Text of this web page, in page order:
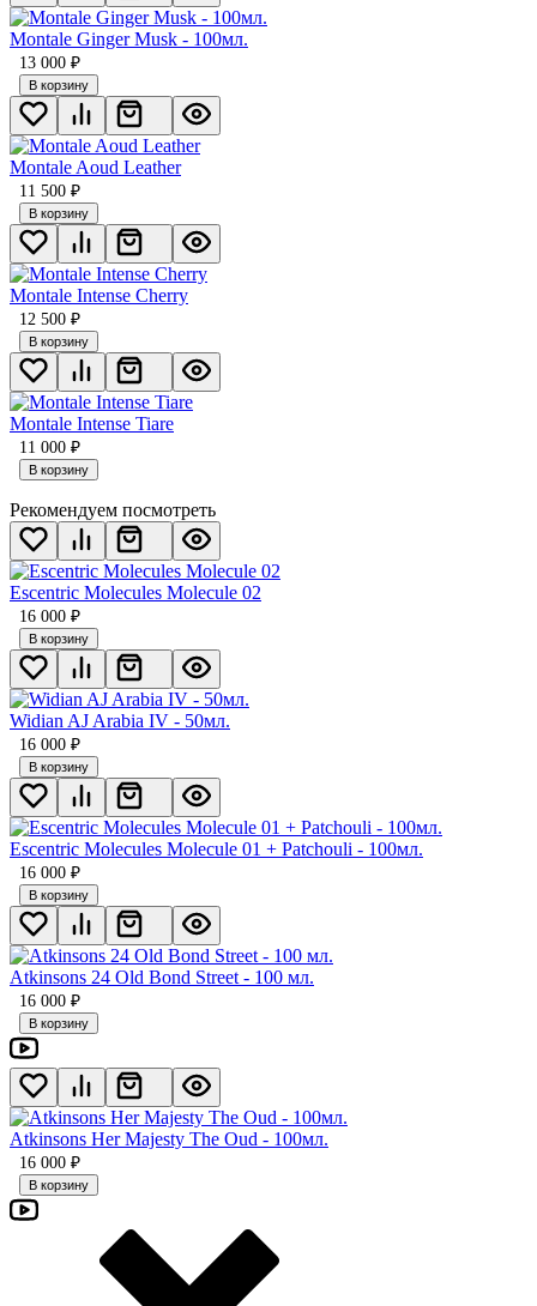
Montale Ginger Musk - 100мл.
13 000 ₽
В корзину
Montale Aoud Leather
11 500 ₽
В корзину
Montale Intense Cherry
12 500 ₽
В корзину
Montale Intense Tiare
11 000 ₽
В корзину
Рекомендуем посмотреть
Escentric Molecules Molecule 02
16 000 ₽
В корзину
Widian AJ Arabia IV - 50мл.
16 000 ₽
В корзину
Escentric Molecules Molecule 01 + Patchouli - 100мл.
16 000 ₽
В корзину
Atkinsons 24 Old Bond Street - 100 мл.
16 000 ₽
В корзину
Atkinsons Her Majesty The Oud - 100мл.
16 000 ₽
В корзину